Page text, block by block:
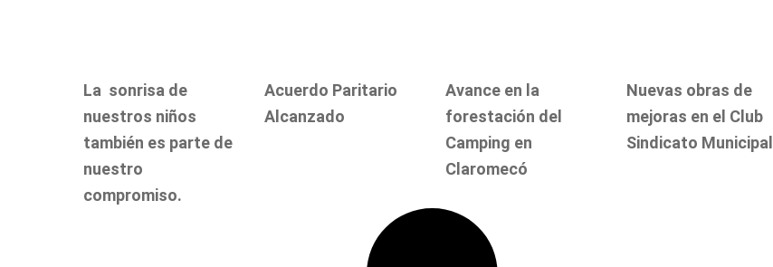
La sonrisa de
nuestros niños
también es parte de
nuestro
compromiso.
Acuerdo Paritario
Alcanzado
Avance en la
forestación del
Camping en
Claromecó
Nuevas obras de
mejoras en el Club
Sindicato Municipal